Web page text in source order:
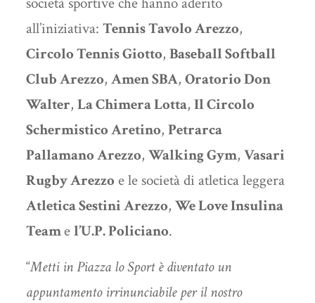
all’iniziativa: Tennis Tavolo Arezzo,
Circolo Tennis Giotto, Baseball Softball
Club Arezzo, Amen SBA, Oratorio Don
Walter, La Chimera Lotta, Il Circolo
Schermistico Aretino, Petrarca
Pallamano Arezzo, Walking Gym, Vasari
Rugby Arezzo e le società di atletica leggera
Atletica Sestini Arezzo, We Love Insulina
Teamel’U.P. Policiano.
“Metti in Piazza lo Sport è diventato un
appuntamento irrinunciabile per il nostro